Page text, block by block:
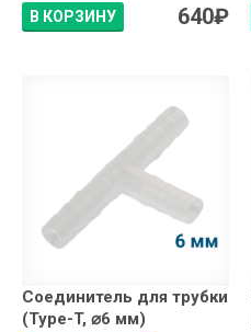
В КОРЗИНУ 640₽
Соединитель для трубки
(Type-T, ⌀6 мм)